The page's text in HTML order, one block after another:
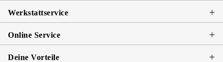
Werkstattservice
Online Service
Deine Vorteile